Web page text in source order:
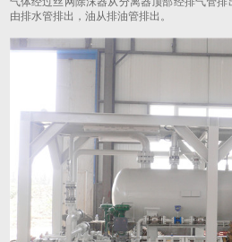
由排水管排出，油从排油管排出。